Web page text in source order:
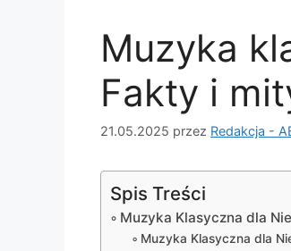
Muzyka
Fakty i
21.05.2025 przez Redakcja -
Spis Treści
Muzyka Klasyczna dla
Muzyka Klasyczna dla